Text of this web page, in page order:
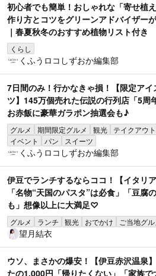
初心者でも簡単！おしゃれな「寄せ植
作り方とコツをグリーンアドバイザー
｜春夏秋冬のおすすめ植物リスト付き
くらし
くふうロコしずおか編集部
7日間のみ！行かなきゃ損！【限定アイ
ツ】145万個売れた伝説の行列店「5周
お赤飯に豪華ガラポン抽選会も♪
グルメ 期間限定グルメ 観光 テイクアウト
イベント
パン スイーツ
くふうロコしずおか編集部
伊豆でランチするならココ！【イタリア
「名物“天国のパスタ”は必食」「豆腐
も」想像以上に大満足♡
グルメ ランチ 観光 おでかけ ご当地グル
望月結衣
ウソ、まさかの爆安！【伊豆赤沢温泉
たの1,000円「帰りたくない」「家族で